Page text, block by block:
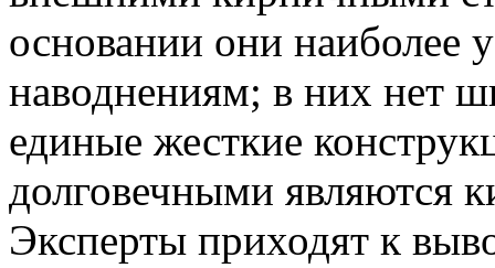
основании они наиболее
наводнениям; в них нет
единые жесткие
долговечными являются
Эксперты приходят к